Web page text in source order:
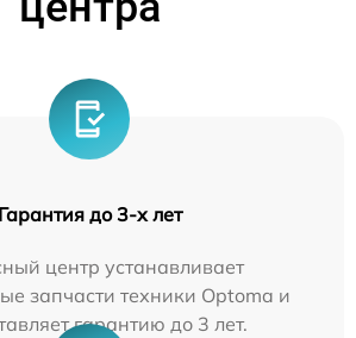
Гарантия до 3-х лет
центр устанавливает
запчасти техники Optoma и
гарантию до 3 лет.